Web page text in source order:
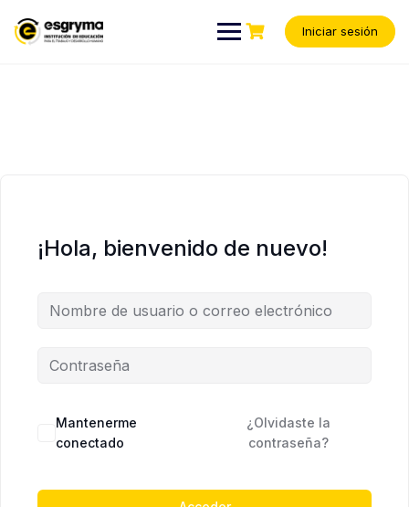
Iniciar sesión
¡Hola, bienvenido de nuevo!
Mantenerme
conectado
¿Olvidaste la
contraseña?